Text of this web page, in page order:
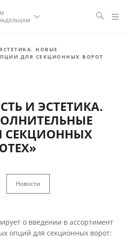
НОВЫЕ
ДЛЯ СЕКЦИОННЫХ ВОРОТ
И ЭСТЕТИКА.
СЕКЦИОННЫХ
Новости
о введении в ассортимент
опций для секционных ворот: